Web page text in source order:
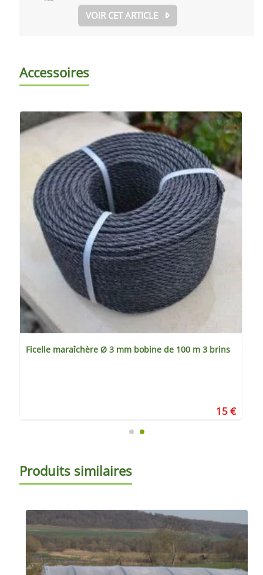
VOIR CET ARTICLE
Accessoires
Ficelle maraîchère Ø 3 mm bobine de 100 m 3 brins
15 €
Produits similaires